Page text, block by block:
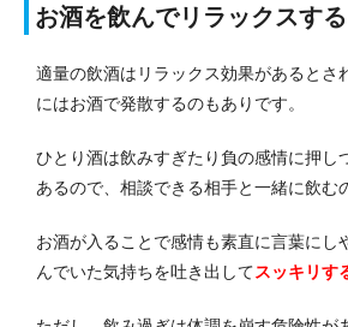
お酒を飲んでリラックスする
適量の飲酒はリラックス効果があるとさ
にはお酒で発散するのもありです。
ひとり酒は飲みすぎたり負の感情に押し
あるので、相談できる相手と一緒に飲む
お酒が入ることで感情も素直に言葉にし
んでいた気持ちを吐き出してスッキリす